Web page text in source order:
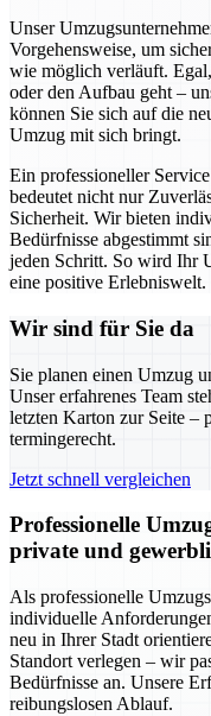
Unser
Vorgehensweise, um
wie möglich verläuft.
oder den Aufbau geht –
können Sie sich auf die
Umzug mit sich bringt.
Ein professioneller
bedeutet nicht nur
Sicherheit. Wir bieten
Bedürfnisse abgestimmt
jeden Schritt. So wird Ihr
eine positive Erlebniswelt.
Wir sind für Sie da
Sie planen einen Umzug
Unser erfahrenes Team
letzten Karton zur Seite –
termingerecht.
Jetzt schnell vergleichen
Professionelle
private und
Als professionelle
individuelle
neu in Ihrer Stadt
Standort verlegen – wir
Bedürfnisse an. Unsere
reibungslosen Ablauf.